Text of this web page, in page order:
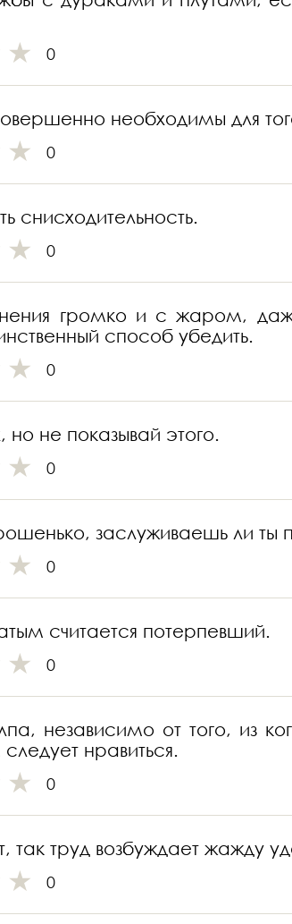
0
необходимы для
0
снисходительность.
0
громко и с жаром,
способ убедить.
0
не показывай этого.
0
заслуживаешь ли ты
0
считается потерпевший.
0
независимо от того, из
нравиться.
0
так труд возбуждает жажду
0